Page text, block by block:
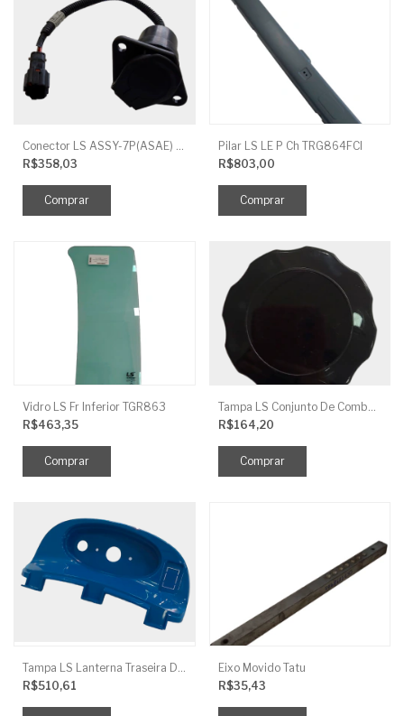
R$358,03
Pilar LS LE P Ch TRG864FCI
R$803,00
Vidro LS Fr Inferior TGR863
R$463,35
R$164,20
R$510,61
Eixo Movido Tatu
R$35,43